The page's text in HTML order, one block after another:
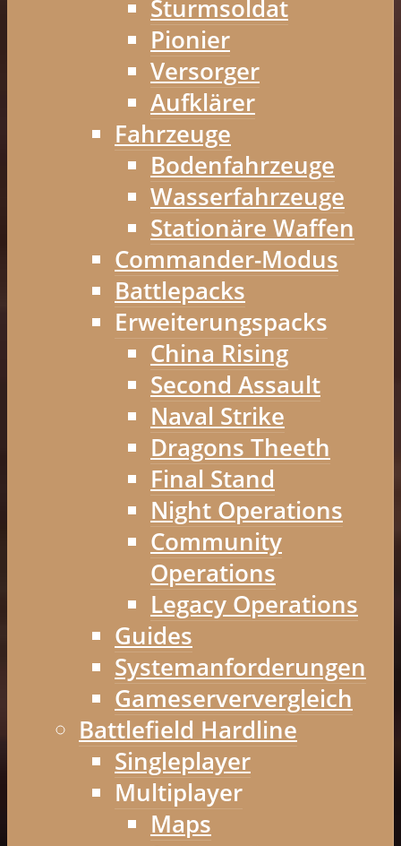
Sturmsoldat
Pionier
Versorger
Aufklärer
Fahrzeuge
Bodenfahrzeuge
Wasserfahrzeuge
Stationäre Waffen
Commander-Modus
Battlepacks
Erweiterungspacks
China Rising
Second Assault
Naval Strike
Dragons Theeth
Final Stand
Night Operations
Community
Operations
Legacy Operations
Guides
Systemanforderungen
Gameserververgleich
Battlefield Hardline
Singleplayer
Multiplayer
Maps